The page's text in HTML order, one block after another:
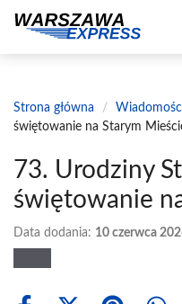
treści
Strona główna /
świętowanie na Starym
73. Urodziny
świętowanie
Data dodania: 10 czerwca